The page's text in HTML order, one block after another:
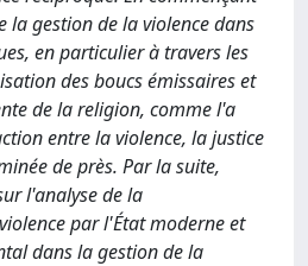
la gestion de la violence dans
en particulier à travers les
des boucs émissaires et
de la religion, comme l'a
entre la violence, la justice
de près. Par la suite,
l'analyse de la
par l'État moderne et
dans la gestion de la